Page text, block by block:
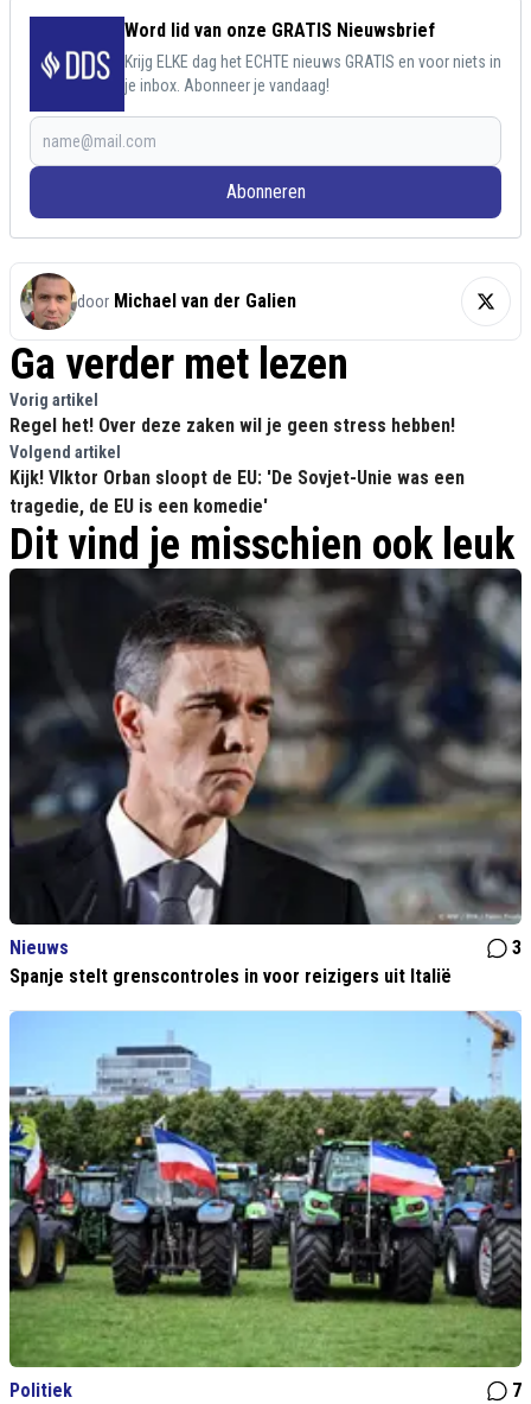
Word lid van onze GRATIS Nieuwsbrief
Krijg ELKE dag het ECHTE nieuws GRATIS en voor niets in
je inbox. Abonneer je vandaag!
Abonneren
door Michael van der Galien
Ga verder met lezen
Vorig artikel
Regel het! Over deze zaken wil je geen stress hebben!
Volgend artikel
Kijk! VIktor Orban sloopt de EU: 'De Sovjet-Unie was een
tragedie, de EU is een komedie'
Dit vind je misschien ook leuk
Nieuws
3
Spanje stelt grenscontroles in voor reizigers uit Italië
Politiek
7